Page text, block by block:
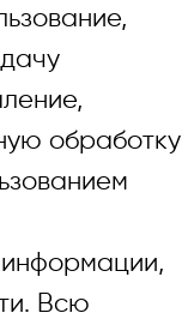
обработку
Всю